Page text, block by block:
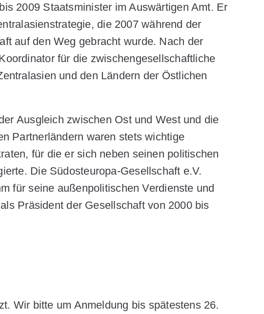
2009 Staatsminister im Auswärtigen Amt. Er
die 2007 während der
auf den Weg gebracht wurde. Nach der
für die zwischengesellschaftliche
und den Ländern der Östlichen
Ausgleich zwischen Ost und West und die
Partnerländern waren stets wichtige
für die er sich neben seinen politischen
Die Südosteuropa-Gesellschaft e.V.
für seine außenpolitischen Verdienste und
Präsident der Gesellschaft von 2000 bis
Wir bitte um Anmeldung bis spätestens 26.